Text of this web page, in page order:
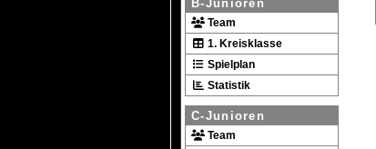
B-Junioren
Team
1. Kreisklasse
Spielplan
Statistik
C-Junioren
Team